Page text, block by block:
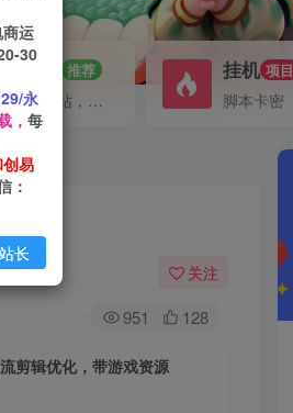
站长 推荐
搭建同款网站，自己当老板
挂机 项目
脚本卡密
关注
951 128
剪辑优化，带游戏资源
运
30
永
， 每
易
：
长